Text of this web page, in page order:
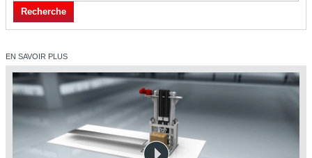
Recherche
EN SAVOIR PLUS